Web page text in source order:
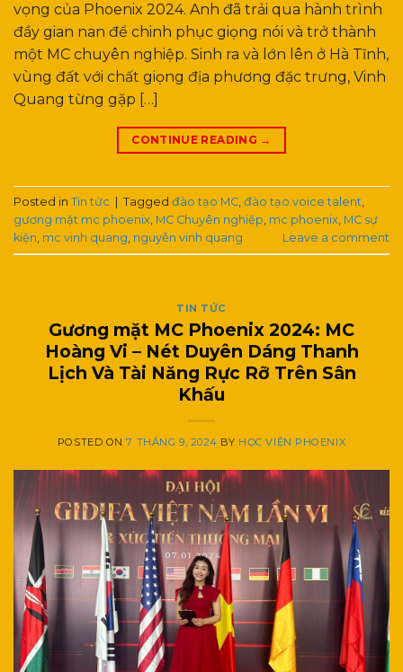
vọng của Phoenix 2024. Anh đã trải qua hành trình
đầy gian nan để chinh phục giọng nói và trở thành
một MC chuyên nghiệp. Sinh ra và lớn lên ở Hà Tĩnh,
vùng đất với chất giọng địa phương đặc trưng, Vinh
Quang từng gặp […]
CONTINUE READING →
Posted in Tin tức | Tagged đào tạo MC đào tạo voice talent
gương mặt mc phoenix MC Chuyên nghiệp mc phoenix MC sự
kiện mc vinh quang nguyễn vinh quang Leave a comment
TIN TỨC
Gương mặt MC Phoenix 2024: MC
Hoàng Vi – Nét Duyên Dáng Thanh
Lịch Và Tài Năng Rực Rỡ Trên Sân
Khấu
POSTED ON7 THÁNG 9, 2024 BY HỌC VIỆN PHOENIX